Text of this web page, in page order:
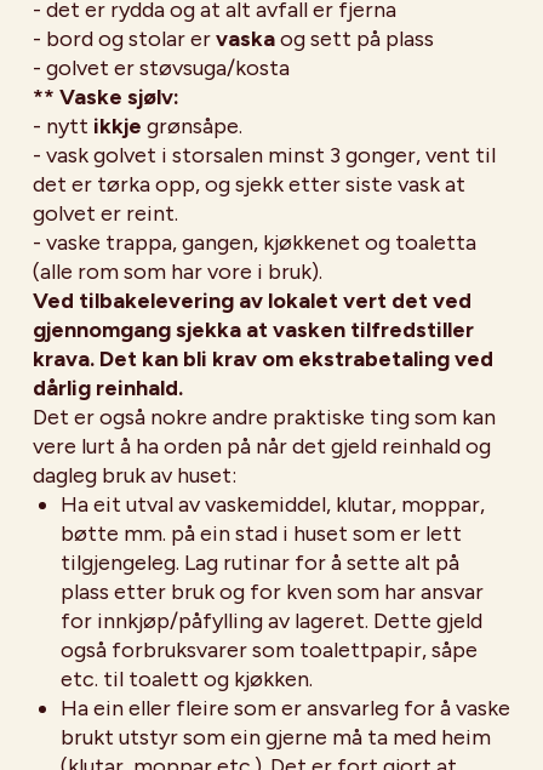
- det er rydda og at alt avfall er fjerna
- bord og stolar ervaskaog sett på plass
- golvet er støvsuga/kosta
** Vaske sjølv:
- nytt ikkje grønsåpe.
- vask golvet i storsalen minst 3 gonger, vent til
det er tørka opp, og sjekk etter siste vask at
golvet er reint.
- vaske trappa, gangen, kjøkkenet og toaletta
(alle rom som har vore i bruk).
Ved tilbakelevering av lokalet vert det ved
gjennomgang sjekka at vasken tilfredstiller
krava. Det kan bli krav om ekstrabetaling ved
dårlig reinhald.
Det er også nokre andre praktiske ting som kan
vere lurt å ha orden på når det gjeld reinhald og
dagleg bruk av huset:
Ha eit utval av vaskemiddel, klutar, moppar,
bøtte mm. på ein stad i huset som er lett
tilgjengeleg. Lag rutinar for å sette alt på
plass etter bruk og for kven som har ansvar
for innkjøp/påfylling av lageret. Dette gjeld
også forbruksvarer som toalettpapir, såpe
etc. til toalett og kjøkken.
Ha ein eller fleire som er ansvarleg for å vaske
brukt utstyr som ein gjerne må ta med heim